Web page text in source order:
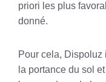
priori les plus
donné.
Pour cela, Dispoluz
la portance du sol